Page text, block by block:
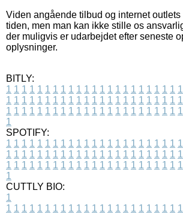
Viden angående tilbud og internet
tiden, men man kan ikke stille os
der muligvis er udarbejdet efter seneste
oplysninger.
BITLY:
1 1 1 1 1 1 1 1 1 1 1 1 1 1 1 1 1 1 1 1 1 1 1
1 1 1 1 1 1 1 1 1 1 1 1 1 1 1 1 1 1 1 1 1 1 1
1 1 1 1 1 1 1 1 1 1 1 1 1 1 1 1 1 1 1 1 1 1 1
1
SPOTIFY:
1 1 1 1 1 1 1 1 1 1 1 1 1 1 1 1 1 1 1 1 1 1 1
1 1 1 1 1 1 1 1 1 1 1 1 1 1 1 1 1 1 1 1 1 1 1
1 1 1 1 1 1 1 1 1 1 1 1 1 1 1 1 1 1 1 1 1 1 1
1
CUTTLY BIO:
1
1 1 1 1 1 1 1 1 1 1 1 1 1 1 1 1 1 1 1 1 1 1 1